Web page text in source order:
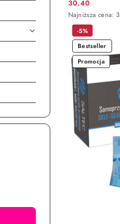
Cena
promocyjna:
30.40
Najniższa
cena
30
dni
przed
obniżką
Najniższa cena:
-5%
Bestseller
Promocja